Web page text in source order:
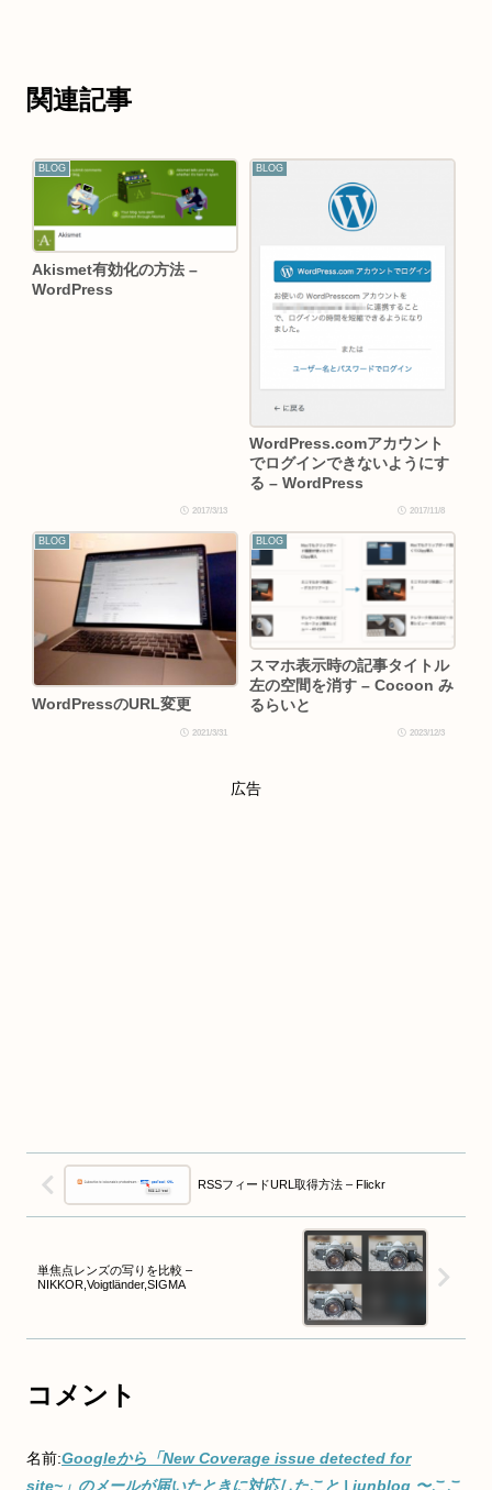
関連記事
BLOG
Akismet有効化の方法 –
WordPress
2017/3/13
BLOG
WordPress.comアカウント
でログインできないようにす
る – WordPress
2017/11/8
BLOG
WordPressのURL変更
2021/3/31
BLOG
スマホ表示時の記事タイトル
左の空間を消す – Cocoon み
るらいと
2023/12/3
広告
RSSフィードURL取得方法 – Flickr
単焦点レンズの写りを比較 –
NIKKOR,Voigtländer,SIGMA
コメント
名前:Googleから「New Coverage issue detected for
site~」のメールが届いたときに対応したこと | junblog 〜ここ